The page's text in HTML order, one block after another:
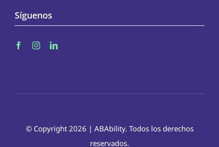
Síguenos
© Copyright 2026 | ABAbility. Todos los derechos
reservados.